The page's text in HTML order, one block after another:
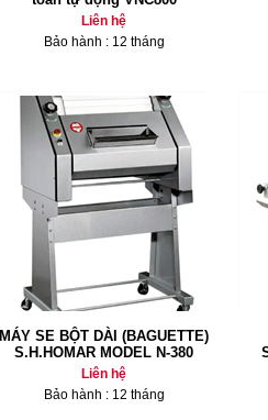
Liên hệ
Bảo hành : 12 tháng
MÁY SE BỘT DÀI (BAGUETTE)
S.H.HOMAR MODEL N-380
Liên hệ
Bảo hành : 12 tháng